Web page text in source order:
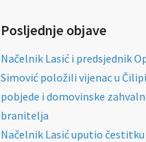
Posljednje objave
Načelnik Lasić i predsjednik
Simović položili vijenac u
pobjede i domovinske
branitelja
Načelnik Lasić uputio